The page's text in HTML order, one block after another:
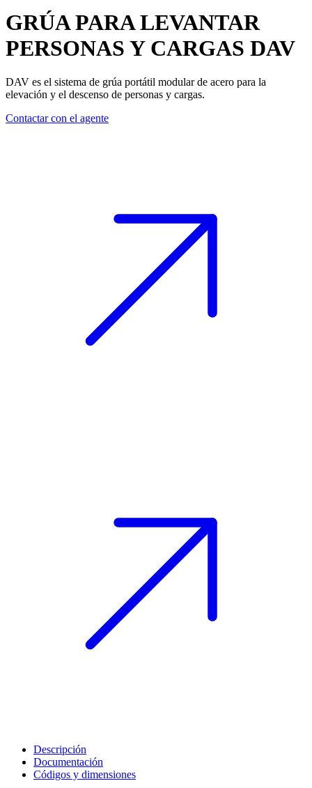
GRÚA PARA LEVANTAR
PERSONAS Y CARGAS DAV
DAV es el sistema de grúa portátil modular de acero para la
elevación y el descenso de personas y cargas.
Contactar con el agente
Descripción
Documentación
Códigos y dimensiones